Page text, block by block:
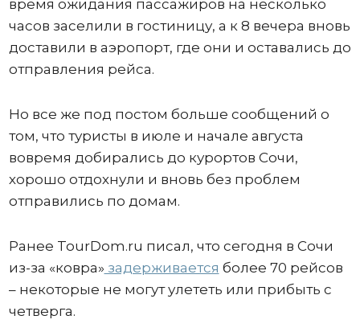
время ожидания пассажиров на несколько
часов заселили в гостиницу, а к 8 вечера вновь
доставили в аэропорт, где они и оставались до
отправления рейса.
Но все же под постом больше сообщений о
том, что туристы в июле и начале августа
вовремя добирались до курортов Сочи,
хорошо отдохнули и вновь без проблем
отправились по домам.
Ранее TourDom.ru писал, что сегодня в Сочи
из-за «ковра» задерживается более 70 рейсов
– некоторые не могут улететь или прибыть с
четверга.